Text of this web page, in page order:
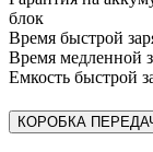
блок
Время быстрой
Время медленной
Емкость быстрой
КОРОБКА